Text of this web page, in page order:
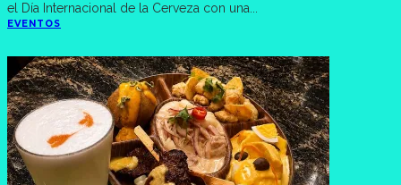
el Día Internacional de la Cerveza con una
EVENTOS